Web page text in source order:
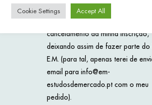
os meus dados pessoais, recusar-
participar em algum estudo ou
cancelamento da minha inscrição,
deixando assim de fazer parte do
E.M. (para tal, apenas terei de
email para info@em-
estudosdemercado.pt com o meu
pedido).
Cookie Settings Accept All